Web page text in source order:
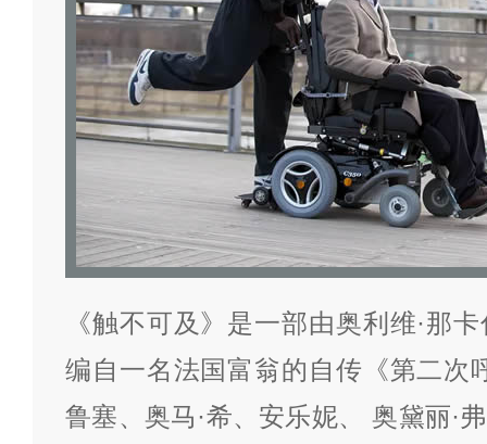
《触不可及》是一部由奥利维·那
编自一名法国富翁的自传《第二次
鲁塞、奥马·希、安乐妮、 奥黛丽·